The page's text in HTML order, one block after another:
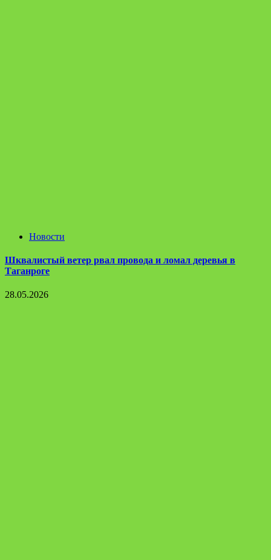
Новости
Шквалистый ветер рвал провода и ломал деревья в
Таганроге
28.05.2026